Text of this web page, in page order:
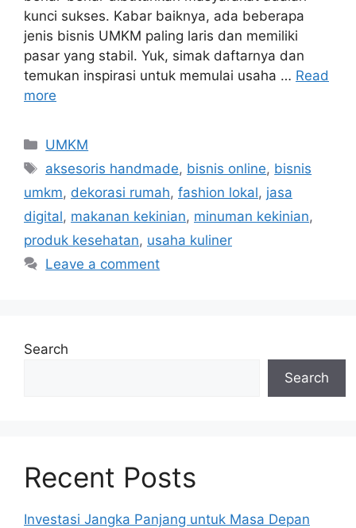
kunci sukses. Kabar baiknya, ada beberapa
jenis bisnis UMKM paling laris dan memiliki
pasar yang stabil. Yuk, simak daftarnya dan
temukan inspirasi untuk memulai usaha … Read
more
UMKM
aksesoris handmade, bisnis online, bisnis
umkm, dekorasi rumah, fashion lokal, jasa
digital, makanan kekinian, minuman kekinian,
produk kesehatan, usaha kuliner
Leave a comment
Search
Search
Recent Posts
Investasi Jangka Panjang untuk Masa Depan